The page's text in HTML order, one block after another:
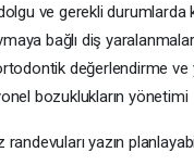
ve gerekli
bağlı diş
değerlendirme
bozuklukların yönetimi
yazın